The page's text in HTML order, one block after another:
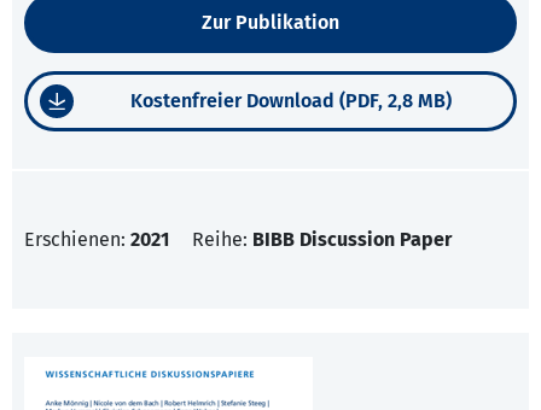
Zur Publikation
Kostenfreier Download (PDF, 2,8 MB)
Erschienen: 2021 Reihe: BIBB Discussion Paper